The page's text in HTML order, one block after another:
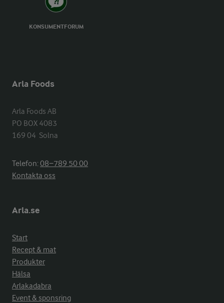
KONSUMENTFORUM
Arla Foods
Arla Foods AB
PO BOX 4083
169 04  Solna
Telefon:08−789 50 00
Kontakta oss
Arla.se
Start
Recept & mat
Produkter
Hälsa
Arlakadabra
Event & sponsring